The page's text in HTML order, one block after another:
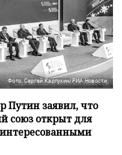
Фото: Сергей Карпухин/РИА Новости
Путин заявил, что
союз открыт для